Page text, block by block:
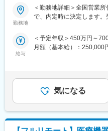
広く多くのスキルを習得
が加速的に進む医療業界で
■緊急呼び出しについて：
大病院とは違い、クリニ
発生した場合、代休を取得
■働き方について：
コールセンターでの一次
を軽減するような働き方が
変更の範囲：会社の定める
合の転勤ほぼ無】
クへの保守サポートを担
す。1日の訪問頻度は点検
主にCR（デジタル画像診
現像機）X線撮影装置の設
ティング等の技術サポー
効率的運用のご提案、開
ユーザーに同社の医療機
勤務地
＜勤務地詳細＞全国営業
で、内定時に決定します
給与
＜予定年収＞450万円～
月額（基本給）：250,000
気になる